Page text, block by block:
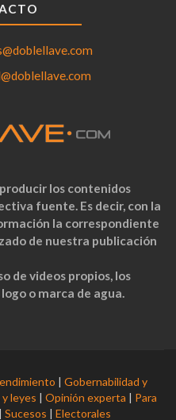
los contenidos
fuente. Es decir, con la
la correspondiente
de nuestra publicación
de videos propios, los
o marca de agua.
| Gobernabilidad y
y leyes | Opinión experta | Para
| Sucesos | Electorales